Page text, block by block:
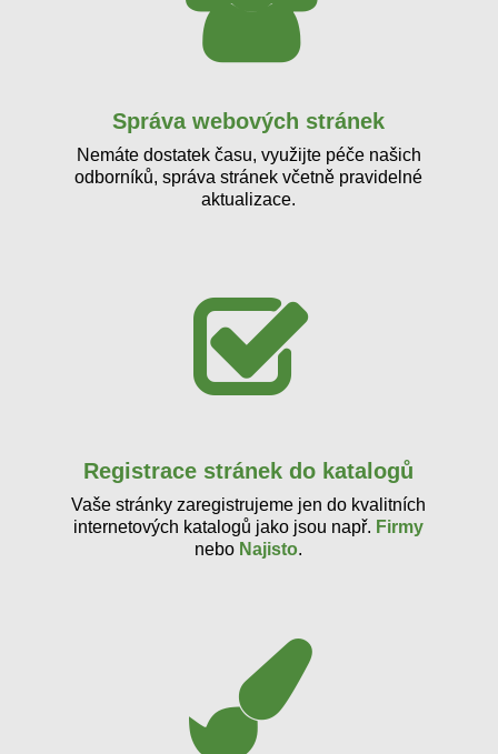
Správa webových stránek
Nemáte dostatek času, využijte péče našich
odborníků, správa stránek včetně pravidelné
aktualizace.
Registrace stránek do katalogů
Vaše stránky zaregistrujeme jen do kvalitních
internetových katalogů jako jsou např. Firmy
nebo Najisto.